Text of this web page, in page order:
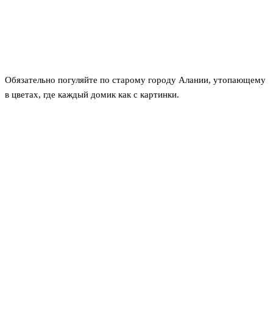
Обязательно погуляйте по старому городу Алании, утопающему
в цветах, где каждый домик как с картинки.